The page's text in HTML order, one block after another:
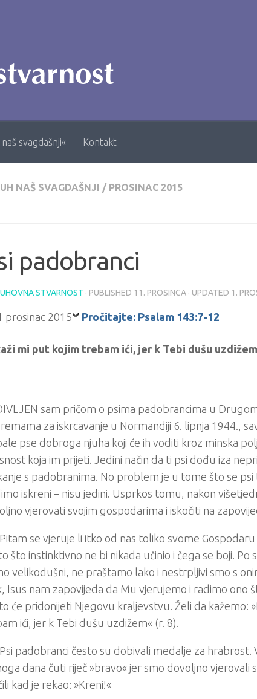
svagdašnji« Kontakt
NAŠ SVAGDAŠNJI / PROSINAC 2015
padobranci
STVARNOST · PUBLISHED 11. PROSINCA · UPDATED 1.
Pročitajte: Psalam 143:7-12
mi put kojim trebam ići, jer k Tebi dušu
sam pričom o psima padobrancima u
za iskrcavanje u Normandiji 6. lipnja 1944.,
pse dobroga njuha koji će ih voditi kroz minska
koja im prijeti. Jedini način da ti psi dođu iza
s padobranima. No problem je u tome što se psi
iskreni – nisu jedini. Usprkos tomu, nakon
vjerovati svojim gospodarima i iskočiti na
Pitam se vjeruje li itko od nas toliko svome
što instinktivno ne bi nikada učinio i čega se boji. Po
velikodušni, ne praštamo lako i nestrpljivi smo s
Isus nam zapovijeda da Mu vjerujemo i radimo ono
će pridonijeti Njegovu kraljevstvu. Želi da kažemo:
ići, jer k Tebi dušu uzdižem« (r. 8).
Psi padobranci često su dobivali medalje za hrabrost.
dana čuti riječ »bravo« jer smo dovoljno vjerovali
kad je rekao: »Kreni!«